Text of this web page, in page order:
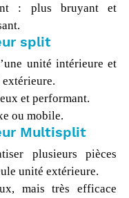
: plus bruyant et
split
unité intérieure et
extérieure.
et performant.
ou mobile.
Multisplit
plusieurs pièces
unité extérieure.
mais très efficace